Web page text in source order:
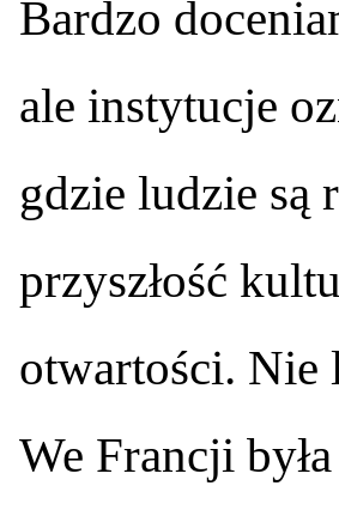
Bardzo
ale instytucje
gdzie ludzie są
przyszłość
otwartości. Nie
We Francji